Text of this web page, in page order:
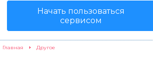
Начать пользоваться
сервисом
Главная Другое